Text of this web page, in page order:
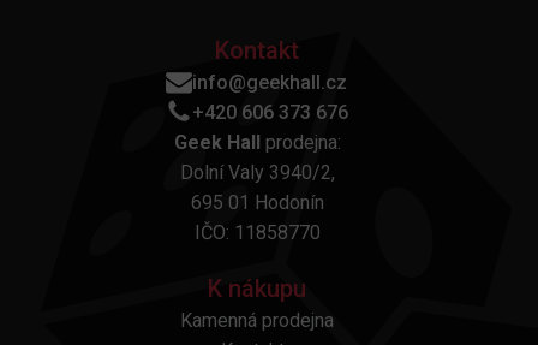
Kontakt
info@geekhall.cz
+420 606 373 676
Geek Hall prodejna:
Dolní Valy 3940/2,
695 01 Hodonín
IČO: 11858770
K nákupu
Kamenná prodejna